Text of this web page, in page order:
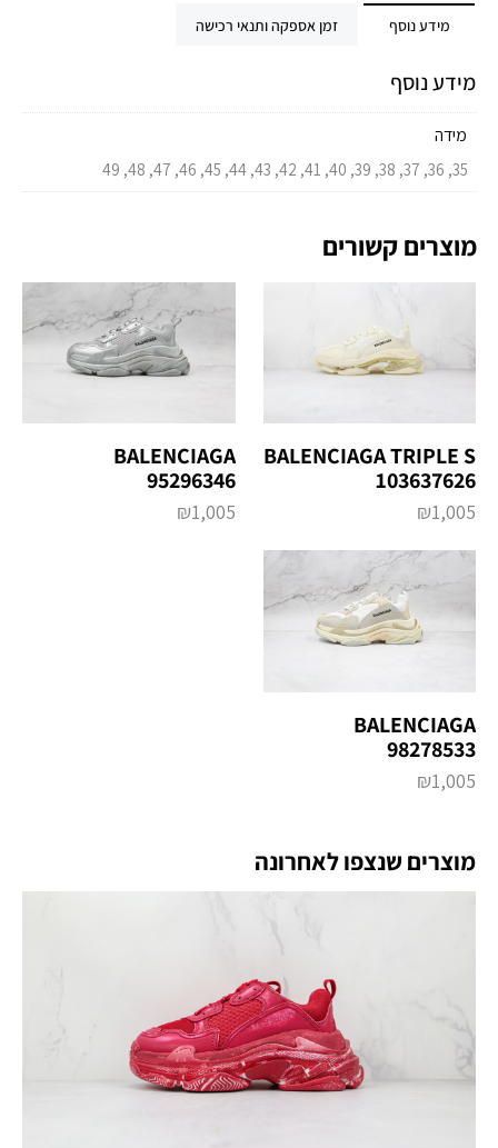
מידע נוסף זמן אספקה ותנאי רכישה
מידע נוסף
מידה
35, 36, 37, 38, 39, 40, 41, 42, 43, 44, 45, 46, 47, 48, 49
מוצרים קשורים
BALENCIAGA TRIPLE S
103637626
₪1,005
BALENCIAGA
95296346
₪1,005
BALENCIAGA
98278533
₪1,005
מוצרים שנצפו לאחרונה